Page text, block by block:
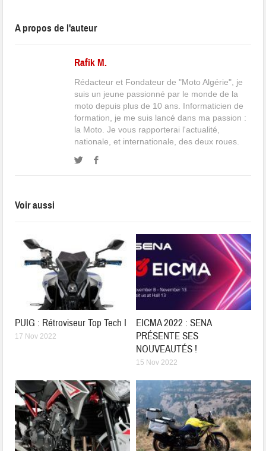
A propos de l'auteur
Rafik M.
Rédacteur et Fondateur de "Moto Algérie", je
suis un jeune passionné par le monde de la
moto depuis plus de 10 ans. Informaticien de
formation, je me suis lancé dans ma passion :
la Moto. Je vous rapporterai l'actualité,
nationale, et internationale, des deux roues.
Voir aussi
PUIG : Rétroviseur Top Tech I
17 Nov 2022
EICMA 2022 : SENA
PRÉSENTE SES
NOUVEAUTÉS !
15 Nov 2022